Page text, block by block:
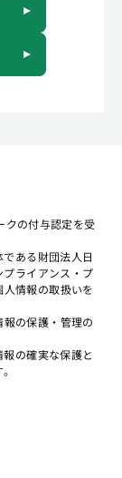
クの付与認定を受
ある財団法人日
ライアンス・プ
情報の取扱いを
の保護・管理の
の確実な保護と